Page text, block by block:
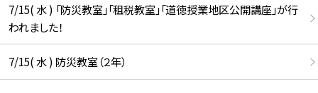
7/15( 水 ) 「防災教室」「租税教室」「道徳授業地区公開講座」が行
われました！
7/15( 水 ) 防災教室（２年）